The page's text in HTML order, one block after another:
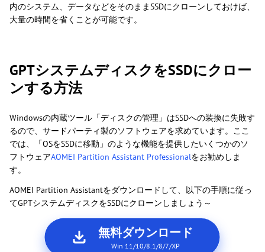
内のシステム、データなどをそのままSSDにクローンしておけば、
大量の時間を省くことが可能です。
GPTシステムディスクをSSDにクロー
ンする方法
Windowsの内蔵ツール「ディスクの管理」はSSDへの装換に失敗す
るので、サードパーティ製のソフトウェアを求めています。ここ
では、「OSをSSDに移動」のような機能を提供したいくつかのソ
フトウェアAOMEI Partition Assistant Professionalをお勧めしま
す。
AOMEI Partition Assistantをダウンロードして、以下の手順に従っ
てGPTシステムディスクをSSDにクローンしましょう～
無料ダウンロード
Win 11/10/8.1/8/7/XP